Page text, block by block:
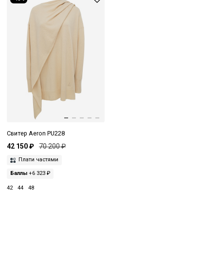
Свитер Aeron PU228
42 150 ₽ 70 200 ₽
Плати частями
Баллы +6 323 ₽
42 44 48